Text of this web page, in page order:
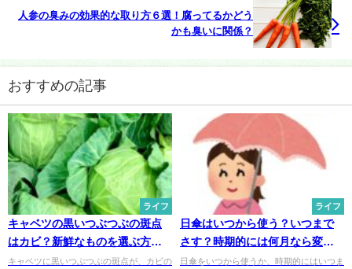
人参の臭みの効果的な取り方６選！腐ってるかどう
かも臭いに関係？
おすすめの記事
ライフ
キャベツの黒いつぶつぶの斑点
はカビ？新鮮なものを選ぶ方法
と保存方法
キャベツに黒いつぶつぶの斑点が、カビの
ライフ
日傘はいつから使う？いつまで
さす？時期的には何月なら変に
思われないのか
日傘をいつから使うか、時期的にはいつま